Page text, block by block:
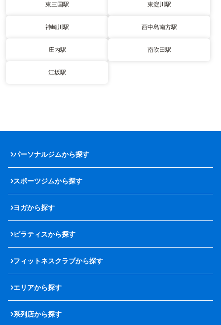
東三国駅 東淀川駅
神崎川駅 西中島南方駅
庄内駅 南吹田駅
江坂駅
パーソナルジムから探す
スポーツジムから探す
ヨガから探す
ピラティスから探す
フィットネスクラブから探す
エリアから探す
系列店から探す